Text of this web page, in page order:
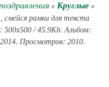
» Круглые»
рамки для текста
500x500 / 45.9Kb. Альбом:
Просмотров: 2010.